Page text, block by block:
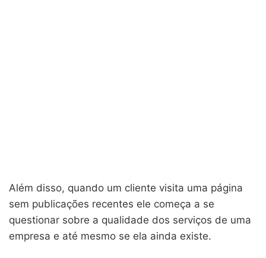
Além disso, quando um cliente visita uma página
sem publicações recentes ele começa a se
questionar sobre a qualidade dos serviços de uma
empresa e até mesmo se ela ainda existe.